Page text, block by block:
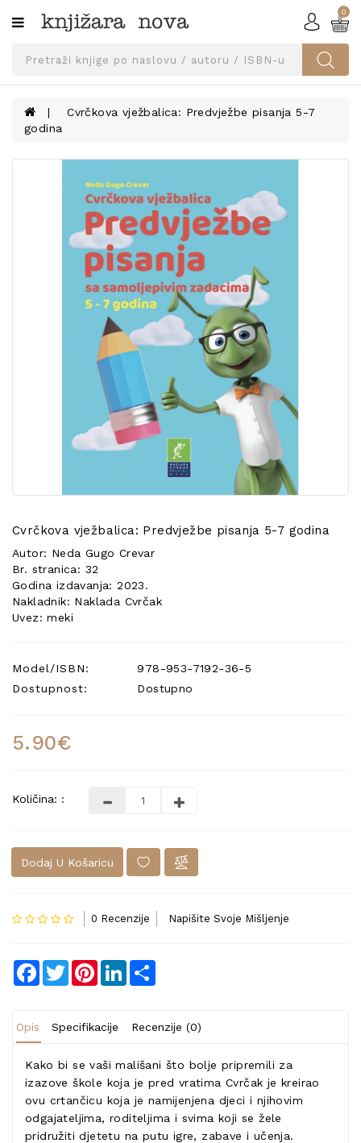
Kategorije
SVEUČILIŠNA
UDŽBENICI
0
Cvrčkova vježbalica: Predvježbe pisanja 5-7
godina
Cvrčkova vježbalica: Predvježbe pisanja 5-7 godina
Autor: Neda Gugo Crevar
Br. stranica: 32
Godina izdavanja: 2023.
Nakladnik: Naklada Cvrčak
Uvez: meki
Model/ISBN:
978-953-7192-36-5
Dostupnost:
Dostupno
5.90€
Količina: :
Dodaj U Košaricu
0 Recenzije Napišite Svoje Mišljenje
Facebook
TwitterPinterestLinkedIn
Opis Specifikacije Recenzije (0)
Kako bi se vaši mališani što bolje pripremili za
izazove škole koja je pred vratima Cvrčak je kreirao
ovu crtančicu koja je namijenjena djeci i njihovim
odgajateljima, roditeljima i svima koji se žele
pridružiti djetetu na putu igre, zabave i učenja.